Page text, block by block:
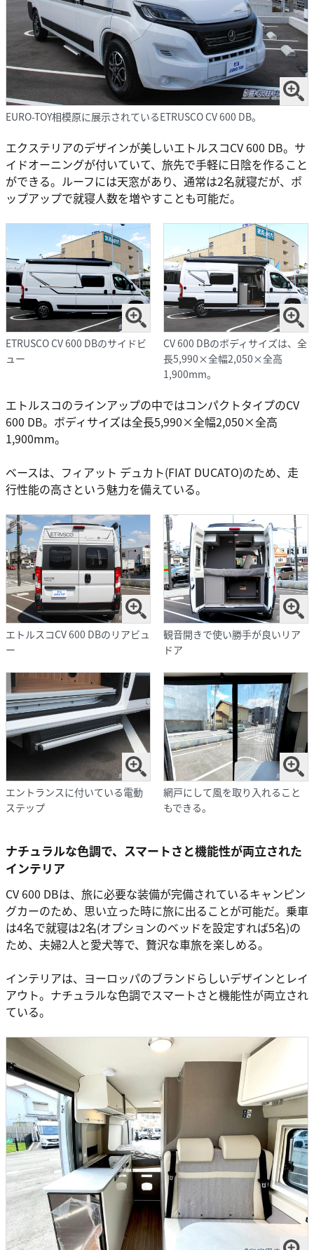
EURO-TOY相模原に展示されているETRUSCO CV 600 DB。
エクステリアのデザインが美しいエトルスコCV 600 DB。サ
イドオーニングが付いていて、旅先で手軽に日陰を作ること
ができる。ルーフには天窓があり、通常は2名就寝だが、ポ
ップアップで就寝人数を増やすことも可能だ。
ETRUSCO CV 600 DBのサイドビ
ュー
CV 600 DBのボディサイズは、全
長5,990×全幅2,050×全高
1,900mm。
エトルスコのラインアップの中ではコンパクトタイプのCV
600 DB。ボディサイズは全長5,990×全幅2,050×全高
1,900mm。
ベースは、フィアット デュカト(FIAT DUCATO)のため、走
行性能の高さという魅力を備えている。
エトルスコCV 600 DBのリアビュ
ー
観音開きで使い勝手が良いリア
ドア
エントランスに付いている電動
ステップ
網戸にして風を取り入れること
もできる。
ナチュラルな色調で、スマートさと機能性が両立された
インテリア
CV 600 DBは、旅に必要な装備が完備されているキャンピン
グカーのため、思い立った時に旅に出ることが可能だ。乗車
は4名で就寝は2名(オプションのベッドを設定すれば5名)の
ため、夫婦2人と愛犬等で、贅沢な車旅を楽しめる。
インテリアは、ヨーロッパのブランドらしいデザインとレイ
アウト。ナチュラルな色調でスマートさと機能性が両立され
ている。